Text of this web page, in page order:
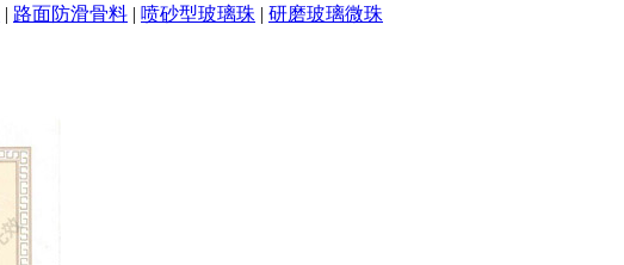
| 路面防滑骨料 | 喷砂型玻璃珠 | 研磨玻璃微珠